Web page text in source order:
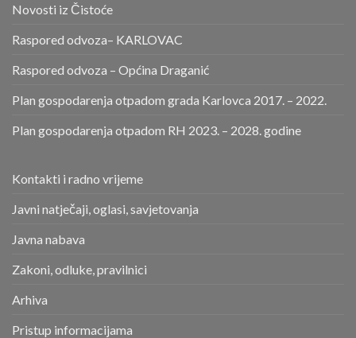
Novosti iz Čistoće
Raspored odvoza– KARLOVAC
Raspored odvoza – Općina Draganić
Plan gospodarenja otpadom grada Karlovca 2017. – 2022.
Plan gospodarenja otpadom RH 2023. – 2028. godine
Kontakti i radno vrijeme
Javni natječaji, oglasi, savjetovanja
Javna nabava
Zakoni, odluke, pravilnici
Arhiva
Pristup informacijama